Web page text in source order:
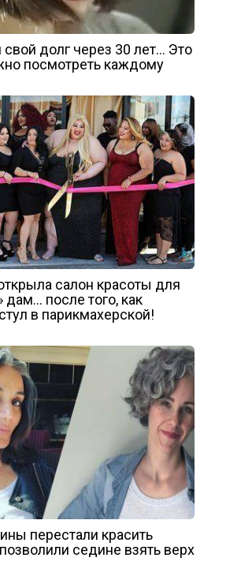
свой долг через 30 лет… Это
посмотреть каждому
салон красоты для
дам… после того, как
в парикмахерской!
перестали красить
седине взять верх